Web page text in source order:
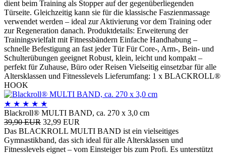
dient beim Training als Stopper auf der gegenüberliegenden
Türseite. Gleichzeitig kann sie für die klassische Faszienmassage
verwendet werden – ideal zur Aktivierung vor dem Training oder
zur Regeneration danach. Produktdetails: Erweiterung der
Trainingsvielfalt mit Fitnessbändern Einfache Handhabung –
schnelle Befestigung an fast jeder Tür Für Core-, Arm-, Bein- und
Schulterübungen geeignet Robust, klein, leicht und kompakt –
perfekt für Zuhause, Büro oder Reisen Vielseitig einsetzbar für alle
Altersklassen und Fitnesslevels Lieferumfang: 1 x BLACKROLL®
HOOK
★ ★ ★ ★ ★
Blackroll® MULTI BAND, ca. 270 x 3,0 cm
39,90 EUR 32,99 EUR
Das BLACKROLL MULTI BAND ist ein vielseitiges
Gymnastikband, das sich ideal für alle Altersklassen und
Fitnesslevels eignet – vom Einsteiger bis zum Profi. Es unterstützt